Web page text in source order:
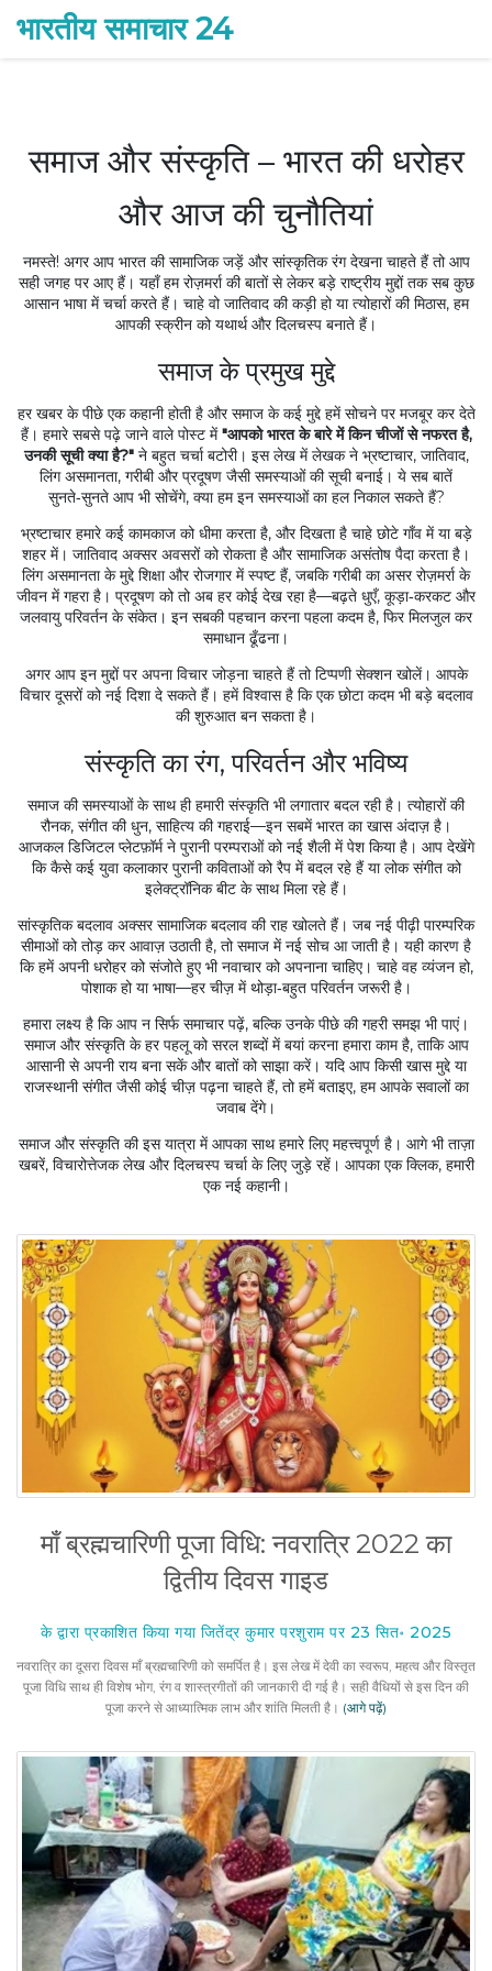
भारतीय समाचार 24
समाज और संस्कृति – भारत की धरोहर
और आज की चुनौतियां
नमस्ते! अगर आप भारत की सामाजिक जड़ें और सांस्कृतिक रंग देखना चाहते हैं तो आप
सही जगह पर आए हैं। यहाँ हम रोज़मर्रा की बातों से लेकर बड़े राष्ट्रीय मुद्दों तक सब कुछ
आसान भाषा में चर्चा करते हैं। चाहे वो जातिवाद की कड़ी हो या त्योहारों की मिठास, हम
आपकी स्क्रीन को यथार्थ और दिलचस्प बनाते हैं।
समाज के प्रमुख मुद्दे
हर खबर के पीछे एक कहानी होती है और समाज के कई मुद्दे हमें सोचने पर मजबूर कर देते
हैं। हमारे सबसे पढ़े जाने वाले पोस्ट में"आपको भारत के बारे में किन चीजों से नफरत है,
उनकी सूची क्या है?"ने बहुत चर्चा बटोरी। इस लेख में लेखक ने भ्रष्टाचार, जातिवाद,
लिंग असमानता, गरीबी और प्रदूषण जैसी समस्याओं की सूची बनाई। ये सब बातें
सुनते‑सुनते आप भी सोचेंगे, क्या हम इन समस्याओं का हल निकाल सकते हैं?
भ्रष्टाचार हमारे कई कामकाज को धीमा करता है, और दिखता है चाहे छोटे गाँव में या बड़े
शहर में। जातिवाद अक्सर अवसरों को रोकता है और सामाजिक असंतोष पैदा करता है।
लिंग असमानता के मुद्दे शिक्षा और रोजगार में स्पष्ट हैं, जबकि गरीबी का असर रोज़मर्रा के
जीवन में गहरा है। प्रदूषण को तो अब हर कोई देख रहा है—बढ़ते धुएँ, कूड़ा‑करकट और
जलवायु परिवर्तन के संकेत। इन सबकी पहचान करना पहला कदम है, फिर मिलजुल कर
समाधान ढूँढना।
अगर आप इन मुद्दों पर अपना विचार जोड़ना चाहते हैं तो टिप्पणी सेक्शन खोलें। आपके
विचार दूसरों को नई दिशा दे सकते हैं। हमें विश्वास है कि एक छोटा कदम भी बड़े बदलाव
की शुरुआत बन सकता है।
संस्कृति का रंग, परिवर्तन और भविष्य
समाज की समस्याओं के साथ ही हमारी संस्कृति भी लगातार बदल रही है। त्योहारों की
रौनक, संगीत की धुन, साहित्य की गहराई—इन सबमें भारत का खास अंदाज़ है।
आजकल डिजिटल प्लेटफ़ॉर्म ने पुरानी परम्पराओं को नई शैली में पेश किया है। आप देखेंगे
कि कैसे कई युवा कलाकार पुरानी कविताओं को रैप में बदल रहे हैं या लोक संगीत को
इलेक्ट्रॉनिक बीट के साथ मिला रहे हैं।
सांस्कृतिक बदलाव अक्सर सामाजिक बदलाव की राह खोलते हैं। जब नई पीढ़ी पारम्परिक
सीमाओं को तोड़ कर आवाज़ उठाती है, तो समाज में नई सोच आ जाती है। यही कारण है
कि हमें अपनी धरोहर को संजोते हुए भी नवाचार को अपनाना चाहिए। चाहे वह व्यंजन हो,
पोशाक हो या भाषा—हर चीज़ में थोड़ा‑बहुत परिवर्तन जरूरी है।
हमारा लक्ष्य है कि आप न सिर्फ समाचार पढ़ें, बल्कि उनके पीछे की गहरी समझ भी पाएं।
समाज और संस्कृति के हर पहलू को सरल शब्दों में बयां करना हमारा काम है, ताकि आप
आसानी से अपनी राय बना सकें और बातों को साझा करें। यदि आप किसी खास मुद्दे या
राजस्थानी संगीत जैसी कोई चीज़ पढ़ना चाहते हैं, तो हमें बताइए, हम आपके सवालों का
जवाब देंगे।
समाज और संस्कृति की इस यात्रा में आपका साथ हमारे लिए महत्त्वपूर्ण है। आगे भी ताज़ा
खबरें, विचारोत्तेजक लेख और दिलचस्प चर्चा के लिए जुड़े रहें। आपका एक क्लिक, हमारी
एक नई कहानी।
माँ ब्रह्मचारिणी पूजा विधि: नवरात्रि 2022 का
द्वितीय दिवस गाइड
के द्वारा प्रकाशित किया गया जितेंद्र कुमार परशुराम पर 23 सित॰ 2025
नवरात्रि का दूसरा दिवस माँ ब्रह्मचारिणी को समर्पित है। इस लेख में देवी का स्वरूप, महत्व और विस्तृत
पूजा विधि साथ ही विशेष भोग, रंग व शास्त्रगीतों की जानकारी दी गई है। सही वैधियों से इस दिन की
पूजा करने से आध्यात्मिक लाभ और शांति मिलती है। (आगे पढ़ें)